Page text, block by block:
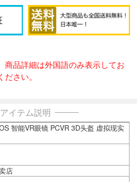
商品詳細は外国語のみ表示してお
さい。
アイテム説明
智能VR眼镜 PCVR 3D头盔 虚拟现实
店